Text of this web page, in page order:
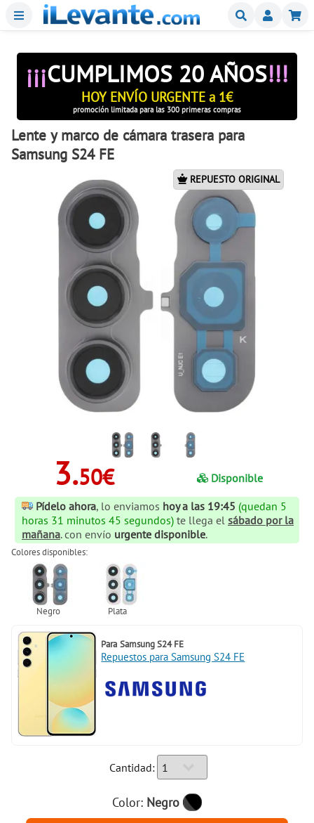
Menu Buscar
¡¡¡CUMPLIMOS 20 AÑOS!!!
HOY ENVÍO URGENTE a 1€
promoción limitada para las 300 primeras compras
Lente y marco de cámara trasera para
Samsung S24 FE
REPUESTO ORIGINAL
3.50€
Disponible
Pídelo ahora, lo enviamos hoy a las 19:45 (quedan 5
horas 31 minutos 44 segundos) te llega el sábado por la
mañana. con envío urgente disponible.
Colores disponibles:
Para Samsung S24 FE
Repuestos para Samsung S24 FE
Cantidad:
Color: Negro